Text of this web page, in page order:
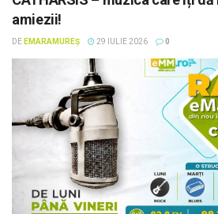
amiezii!
DE EMARAMUREȘ 29 IULIE 2026 0